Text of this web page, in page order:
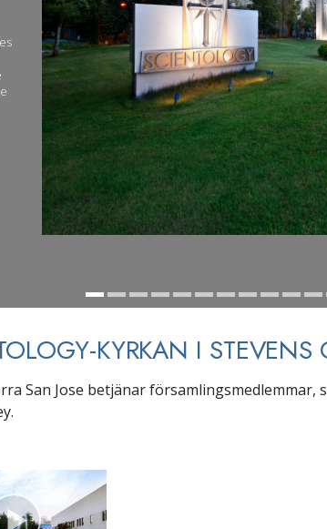
KYRKAN I STEVENS
San Jose betjänar församlingsmedlemmar,